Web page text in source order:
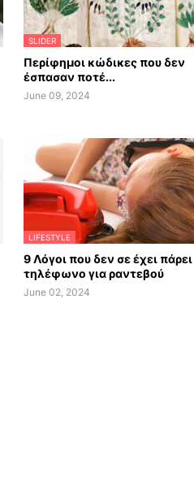
SLIDER
Περίφημοι κώδικες που δεν
έσπασαν ποτέ...
June 09, 2024
LIFESTYLE
9 Λόγοι που δεν σε έχει πάρει
τηλέφωνο για ραντεβού
June 02, 2024